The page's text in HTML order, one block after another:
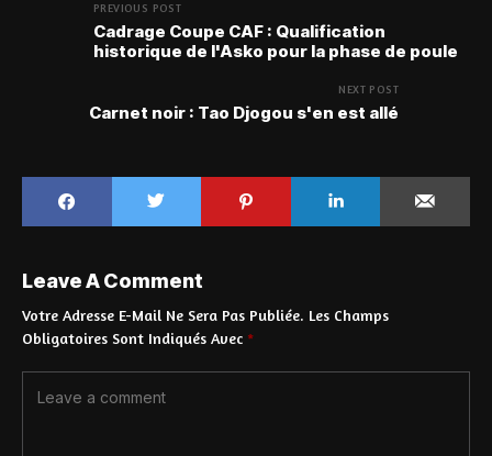
PREVIOUS POST
Cadrage Coupe CAF : Qualification
historique de l'Asko pour la phase de poule
NEXT POST
Carnet noir : Tao Djogou s'en est allé
Leave A Comment
Votre Adresse E-Mail Ne Sera Pas Publiée. Les Champs
Obligatoires Sont Indiqués Avec *